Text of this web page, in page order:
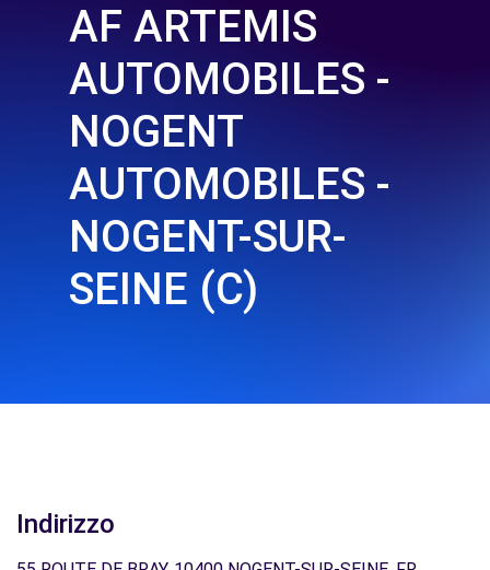
AF ARTEMIS
AUTOMOBILES -
NOGENT
AUTOMOBILES -
NOGENT-SUR-
SEINE (C)
Indirizzo